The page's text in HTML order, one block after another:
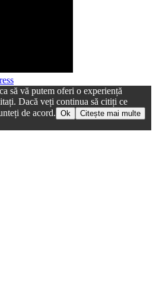
să vă putem oferi o experiență
Dacă veți continua să citiți ce
de acord. Ok Citește mai multe